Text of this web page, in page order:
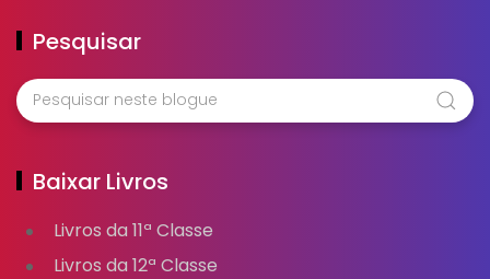
Pesquisar
Baixar Livros
Livros da 11ª Classe
Livros da 12ª Classe